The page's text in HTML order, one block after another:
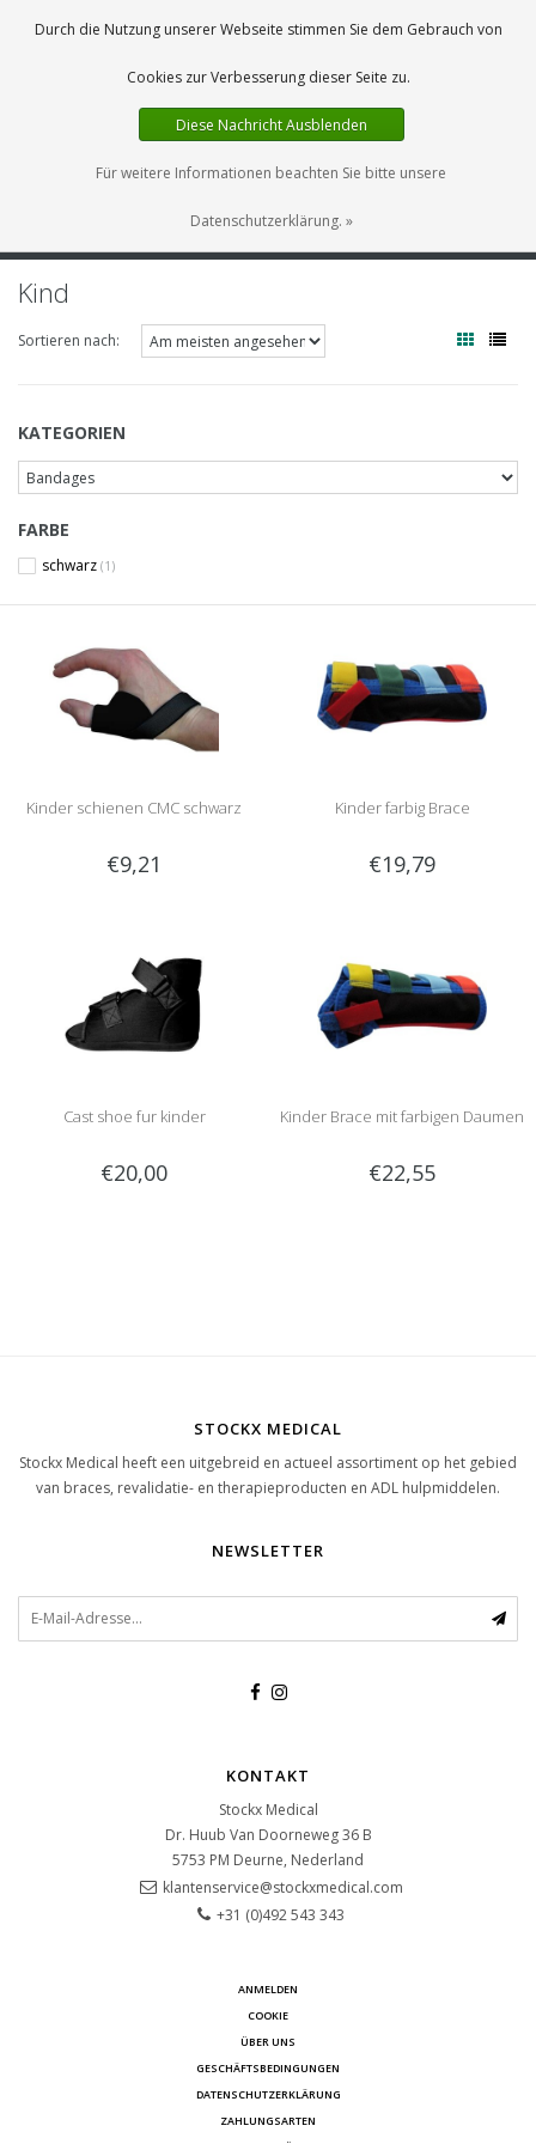
0 Artikel
DE
Kind
Sortieren nach:
KATEGORIEN
FARBE
schwarz (1)
Kinder schienen CMC schwarz
€9,21
Kinder farbig Brace
€19,79
Cast shoe fur kinder
€20,00
Kinder Brace mit farbigen Daumen
€22,55
STOCKX MEDICAL
Stockx Medical heeft een uitgebreid en actueel assortiment op het gebied
van braces, revalidatie- en therapieproducten en ADL hulpmiddelen.
NEWSLETTER
KONTAKT
Stockx Medical
Dr. Huub Van Doorneweg 36 B
5753 PM Deurne, Nederland
klantenservice@stockxmedical.com
+31 (0)492 543 343
ANMELDEN
COOKIE
ÜBER UNS
GESCHÄFTSBEDINGUNGEN
DATENSCHUTZERKLÄRUNG
ZAHLUNGSARTEN
Durch die Nutzung unserer Webseite stimmen Sie dem Gebrauch von
Cookies zur Verbesserung dieser Seite zu.
Diese Nachricht Ausblenden
Für weitere Informationen beachten Sie bitte unsere
Datenschutzerklärung. »